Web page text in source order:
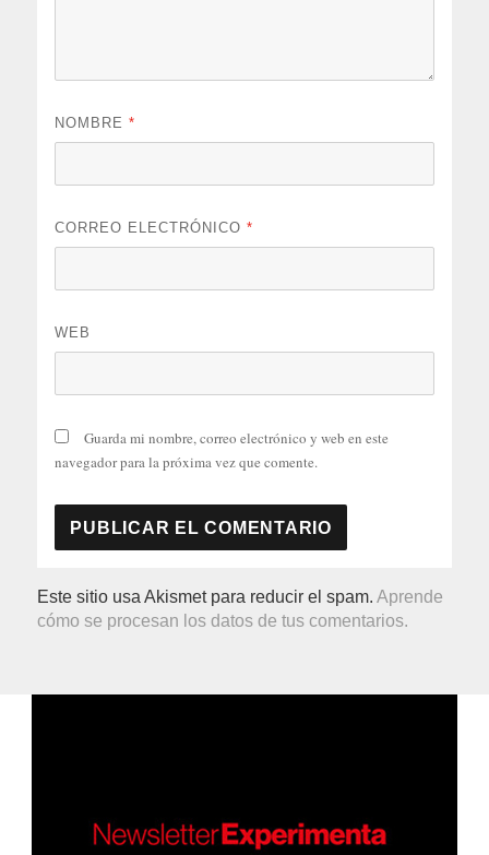
NOMBRE*
CORREO ELECTRÓNICO*
WEB
Guarda mi nombre, correo electrónico y web en este
navegador para la próxima vez que comente.
Este sitio usa Akismet para reducir el spam.Aprende
cómo se procesan los datos de tus comentarios.